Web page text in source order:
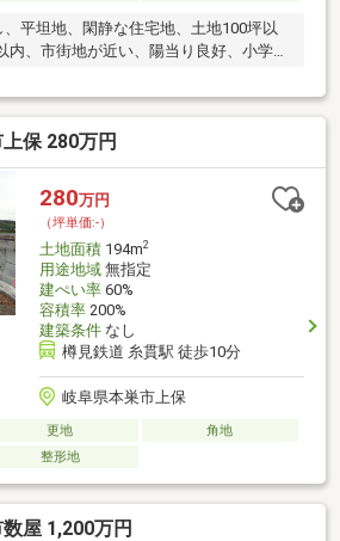
平坦地、閑静な住宅地、土地100坪以
内、市街地が近い、陽当り良好、小学校
保 280万円
280万円
（坪単価:-）
土地面積194m2
用途地域無指定
建ぺい率60%
容積率200%
建築条件なし
樽見鉄道 糸貫駅 徒歩10分
岐阜県本巣市上保
更地
角地
整形地
屋 1,200万円